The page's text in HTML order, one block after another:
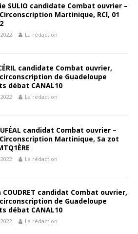
SULIO candidate Combat ouvrier –
Martinique, RCI, 01
La rédaction
candidate Combat ouvrier,
de Guadeloupe
débat CANAL10
La rédaction
candidat Combat ouvrier –
Martinique, Sa zot
La rédaction
COUDRET candidat Combat ouvrier,
de Guadeloupe
débat CANAL10
La rédaction